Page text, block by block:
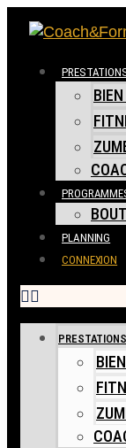
PLANNING
CONNEXION
PRESTATIONS